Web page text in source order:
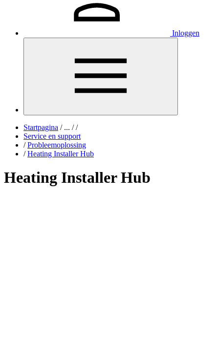
Inloggen
Startpagina /... / /
Service en support
/ Probleemoplossing
/ Heating Installer Hub
Heating Installer Hub